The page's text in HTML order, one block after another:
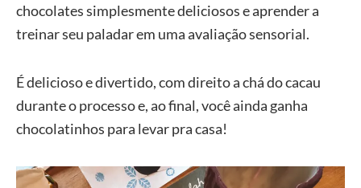
chocolates simplesmente deliciosos e aprender a
treinar seu paladar em uma avaliação sensorial.
É delicioso e divertido, com direito a chá do cacau
durante o processo e, ao final, você ainda ganha
chocolatinhos para levar pra casa!